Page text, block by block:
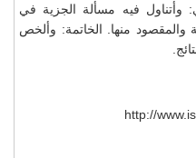
وأتناول فيه مسألة الجزية في
والمقصود منها. الخاتمة: وألخص
http://